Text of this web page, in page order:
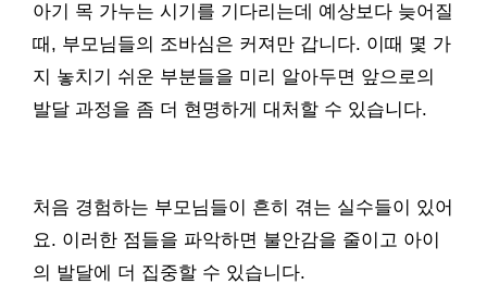
아기 목 가누는 시기를 기다리는데 예상보다 늦어질
때, 부모님들의 조바심은 커져만 갑니다. 이때 몇 가
지 놓치기 쉬운 부분들을 미리 알아두면 앞으로의
발달 과정을 좀 더 현명하게 대처할 수 있습니다.
처음 경험하는 부모님들이 흔히 겪는 실수들이 있어
요. 이러한 점들을 파악하면 불안감을 줄이고 아이
의 발달에 더 집중할 수 있습니다.